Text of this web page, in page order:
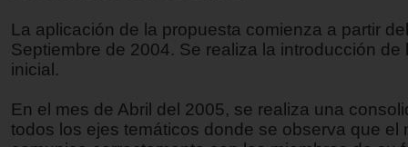
La aplicación de la propuesta comienza a partir
Septiembre de 2004. Se realiza la introducción de
inicial.
En el mes de Abril del 2005, se realiza una
todos los ejes temáticos donde se observa que el